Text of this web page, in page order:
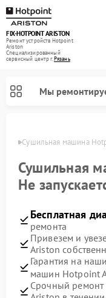
FIX-HOTPOINT ARISTON
Ремонт устройств Hotpoint
Ariston
Специализированный
cервисный центр г.Рязань
Мы
Сушильная машина
Сушильная
Не
Бесплатная
ремонта
Привезем и
Ariston
Гарантия на
машин Hotpoint
Срочный